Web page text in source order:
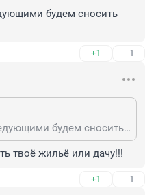
будем сносить
+1 –1
Вам мало церквей? Следующими будем сносить религиозные объекты.
твоё жильё или дачу!!!
+1 –1